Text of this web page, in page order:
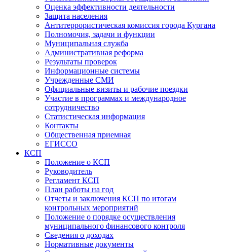
Оценка эффективности деятельности
Защита населения
Антитеррористическая комиссия города Кургана
Полномочия, задачи и функции
Муниципальная служба
Административная реформа
Результаты проверок
Информационные системы
Учрежденные СМИ
Официальные визиты и рабочие поездки
Участие в программах и международное
сотрудничество
Статистическая информация
Контакты
Общественная приемная
ЕГИССО
КСП
Положение о КСП
Руководитель
Регламент КСП
План работы на год
Отчеты и заключения КСП по итогам
контрольных мероприятий
Положение о порядке осуществления
муниципального финансового контроля
Сведения о доходах
Нормативные документы